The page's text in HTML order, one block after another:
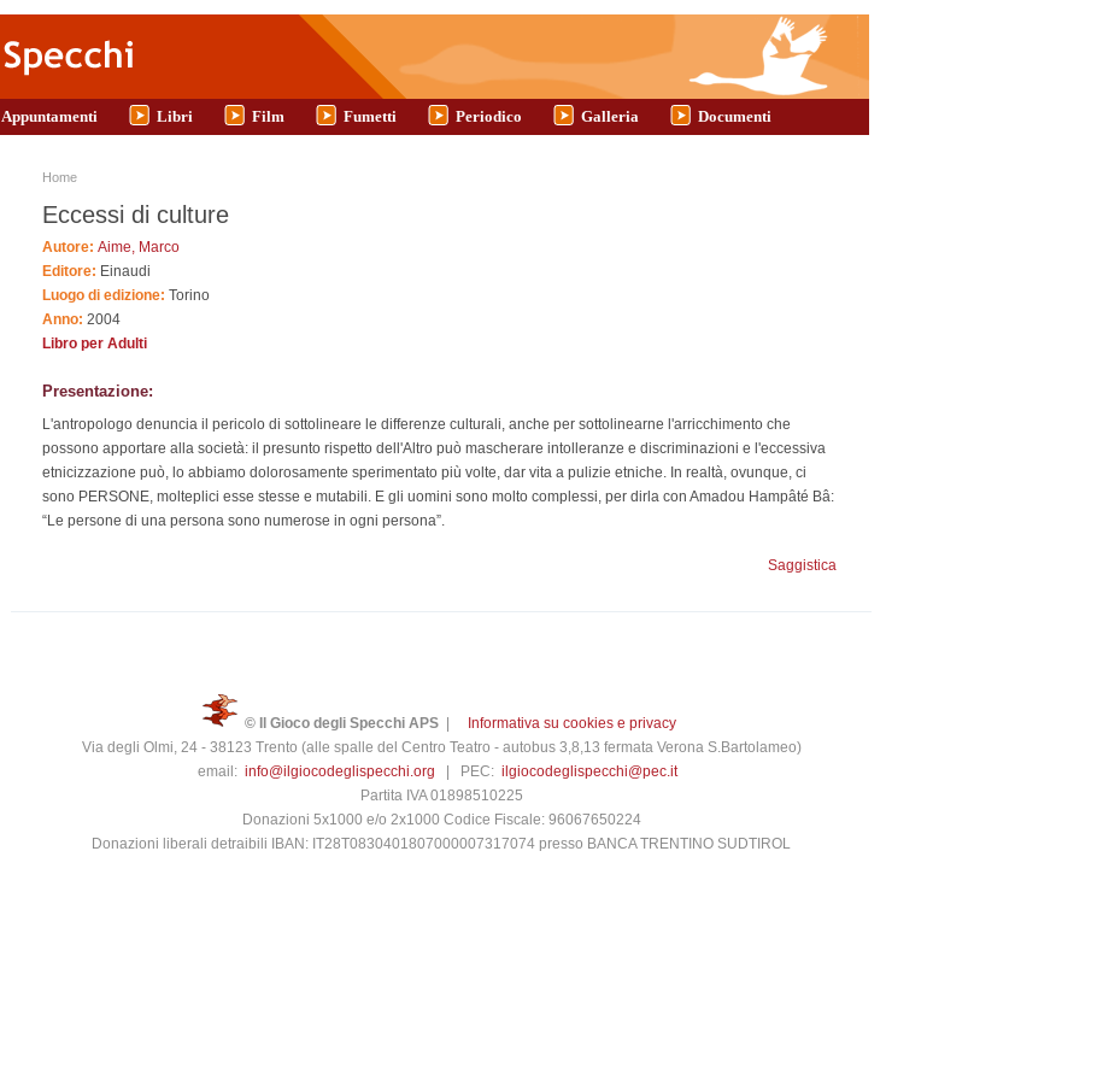
Appuntamenti Libri Film Fumetti Periodico Galleria Documenti
Tu sei qui
Home
Eccessi di culture
Autore: Aime, Marco
Editore: Einaudi
Luogo di edizione: Torino
Anno: 2004
Libro per Adulti
Presentazione:
L'antropologo denuncia il pericolo di sottolineare le differenze culturali, anche per sottolinearne l'arricchimento che
possono apportare alla società: il presunto rispetto dell'Altro può mascherare intolleranze e discriminazioni e l'eccessiva
etnicizzazione può, lo abbiamo dolorosamente sperimentato più volte, dar vita a pulizie etniche. In realtà, ovunque, ci
sono PERSONE, molteplici esse stesse e mutabili. E gli uomini sono molto complessi, per dirla con Amadou Hampâté Bâ:
“Le persone di una persona sono numerose in ogni persona”.
Saggistica
© Il Gioco degli Specchi APS|
Informativa su cookies e privacy
Via degli Olmi, 24 - 38123 Trento (alle spalle del Centro Teatro - autobus 3,8,13 fermata Verona S.Bartolameo)
email: info@ilgiocodeglispecchi.org | PEC: ilgiocodeglispecchi@pec.it
Partita IVA 01898510225
Donazioni 5x1000 e/o 2x1000 Codice Fiscale: 96067650224
Donazioni liberali detraibili IBAN: IT28T0830401807000007317074 presso BANCA TRENTINO SUDTIROL